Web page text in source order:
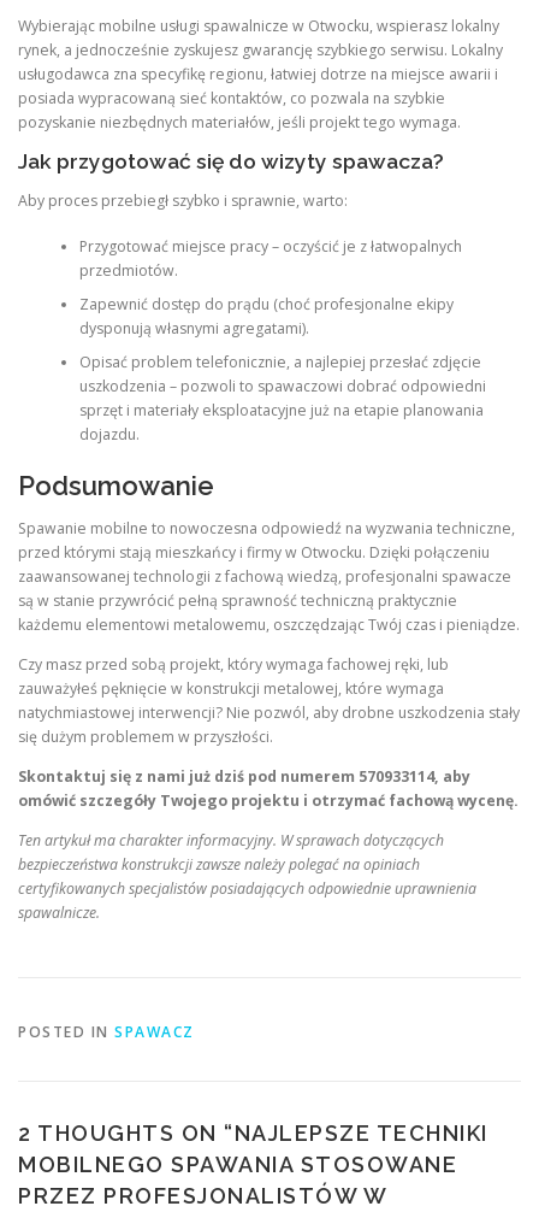
Wybierając mobilne usługi spawalnicze w Otwocku, wspierasz lokalny
rynek, a jednocześnie zyskujesz gwarancję szybkiego serwisu. Lokalny
usługodawca zna specyfikę regionu, łatwiej dotrze na miejsce awarii i
posiada wypracowaną sieć kontaktów, co pozwala na szybkie
pozyskanie niezbędnych materiałów, jeśli projekt tego wymaga.
Jak przygotować się do wizyty spawacza?
Aby proces przebiegł szybko i sprawnie, warto:
Przygotować miejsce pracy – oczyścić je z łatwopalnych
przedmiotów.
Zapewnić dostęp do prądu (choć profesjonalne ekipy
dysponują własnymi agregatami).
Opisać problem telefonicznie, a najlepiej przesłać zdjęcie
uszkodzenia – pozwoli to spawaczowi dobrać odpowiedni
sprzęt i materiały eksploatacyjne już na etapie planowania
dojazdu.
Podsumowanie
Spawanie mobilne to nowoczesna odpowiedź na wyzwania techniczne,
przed którymi stają mieszkańcy i firmy w Otwocku. Dzięki połączeniu
zaawansowanej technologii z fachową wiedzą, profesjonalni spawacze
są w stanie przywrócić pełną sprawność techniczną praktycznie
każdemu elementowi metalowemu, oszczędzając Twój czas i pieniądze.
Czy masz przed sobą projekt, który wymaga fachowej ręki, lub
zauważyłeś pęknięcie w konstrukcji metalowej, które wymaga
natychmiastowej interwencji? Nie pozwól, aby drobne uszkodzenia stały
się dużym problemem w przyszłości.
Skontaktuj się z nami już dziś pod numerem 570933114, aby
omówić szczegóły Twojego projektu i otrzymać fachową wycenę.
Ten artykuł ma charakter informacyjny. W sprawach dotyczących
bezpieczeństwa konstrukcji zawsze należy polegać na opiniach
certyfikowanych specjalistów posiadających odpowiednie uprawnienia
spawalnicze.
POSTED IN SPAWACZ
2 THOUGHTS ON “NAJLEPSZE TECHNIKI
MOBILNEGO SPAWANIA STOSOWANE
PRZEZ PROFESJONALISTÓW W